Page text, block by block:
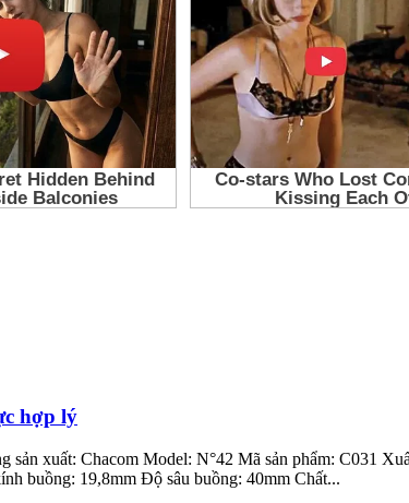
hợp lý
xuất: Chacom Model: N°42 Mã sản phẩm: C031
buồng: 19,8mm Độ sâu buồng: 40mm Chất...